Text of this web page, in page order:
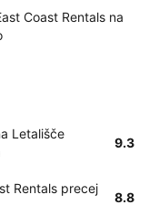
Coast Rentals na
Letališče
9.3
Rentals precej
8.8